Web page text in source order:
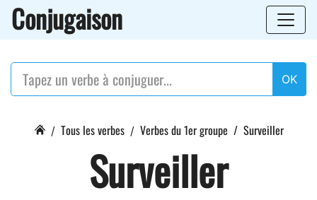
Conjugaison
OK
Tous les verbes Verbes du 1er groupe Surveiller
Surveiller